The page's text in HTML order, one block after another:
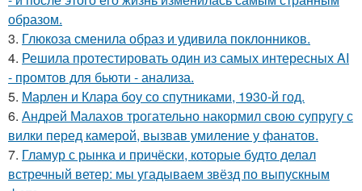
образом.
3. Глюкоза сменила образ и удивила поклонников.
4. Решила протестировать один из самых интересных AI
- промтов для бьюти - анализа.
5. Марлен и Клара боу со спутниками, 1930-й год.
6. Андрей Малахов трогательно накормил свою супругу с
вилки перед камерой, вызвав умиление у фанатов.
7. Гламур с рынка и причёски, которые будто делал
встречный ветер: мы угадываем звёзд по выпускным